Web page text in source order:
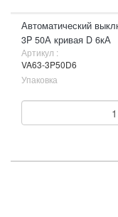
Автоматический
3P 50А кривая D 6кА
Артикул :
VA63-3P50D6
Упаковка